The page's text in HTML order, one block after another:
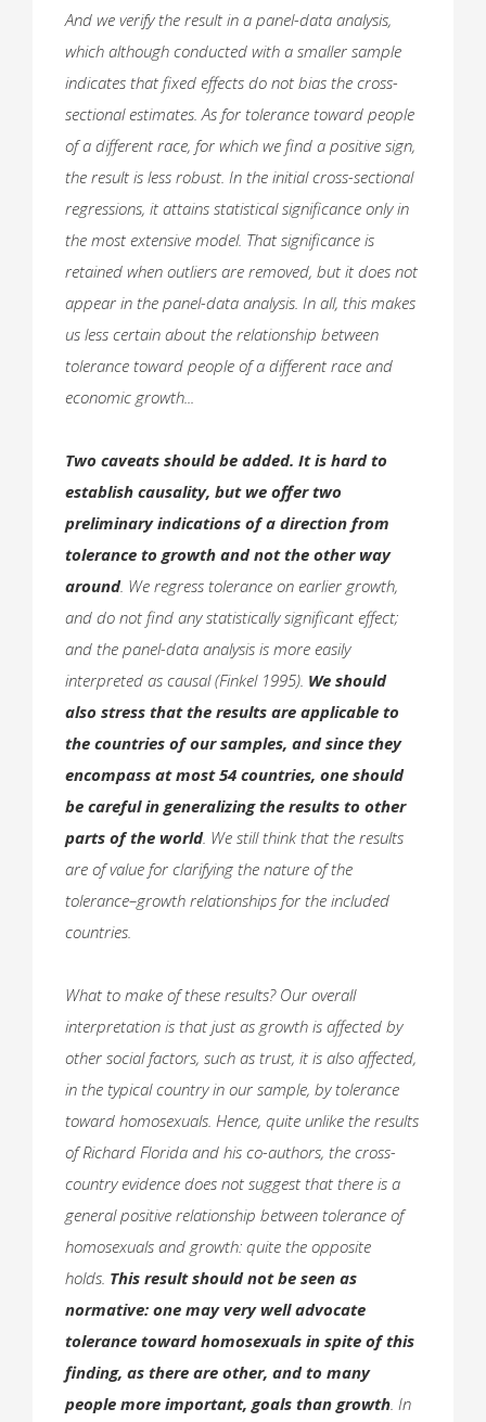
And we verify the result in a panel-data analysis,
which although conducted with a smaller sample
indicates that fixed effects do not bias the cross-
sectional estimates. As for tolerance toward people
of a different race, for which we find a positive sign,
the result is less robust. In the initial cross-sectional
regressions, it attains statistical significance only in
the most extensive model. That significance is
retained when outliers are removed, but it does not
appear in the panel-data analysis. In all, this makes
us less certain about the relationship between
tolerance toward people of a different race and
economic growth...
Two caveats should be added. It is hard to
establish causality, but we offer two
preliminary indications of a direction from
tolerance to growth and not the other way
around. We regress tolerance on earlier growth,
and do not find any statistically significant effect;
and the panel-data analysis is more easily
interpreted as causal (Finkel 1995). We should
also stress that the results are applicable to
the countries of our samples, and since they
encompass at most 54 countries, one should
be careful in generalizing the results to other
parts of the world. We still think that the results
are of value for clarifying the nature of the
tolerance–growth relationships for the included
countries.
What to make of these results? Our overall
interpretation is that just as growth is affected by
other social factors, such as trust, it is also affected,
in the typical country in our sample, by tolerance
toward homosexuals. Hence, quite unlike the results
of Richard Florida and his co-authors, the cross-
country evidence does not suggest that there is a
general positive relationship between tolerance of
homosexuals and growth: quite the opposite
holds. This result should not be seen as
normative: one may very well advocate
tolerance toward homosexuals in spite of this
finding, as there are other, and to many
people more important, goals than growth . In